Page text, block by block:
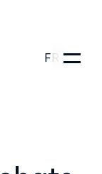
FR